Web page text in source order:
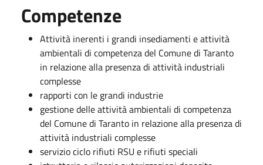
Competenze
Attività inerenti i grandi insediamenti e attività
ambientali di competenza del Comune di Taranto
in relazione alla presenza di attività industriali
complesse
rapporti con le grandi industrie
gestione delle attività ambientali di competenza
del Comune di Taranto in relazione alla presenza di
attività industriali complesse
servizio ciclo rifiuti RSU e rifiuti speciali